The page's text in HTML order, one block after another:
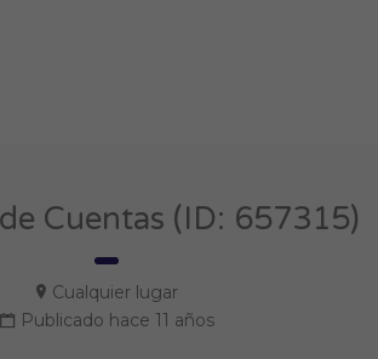
Cuentas (ID: 657315)
Cualquier lugar
Publicado hace 11 años